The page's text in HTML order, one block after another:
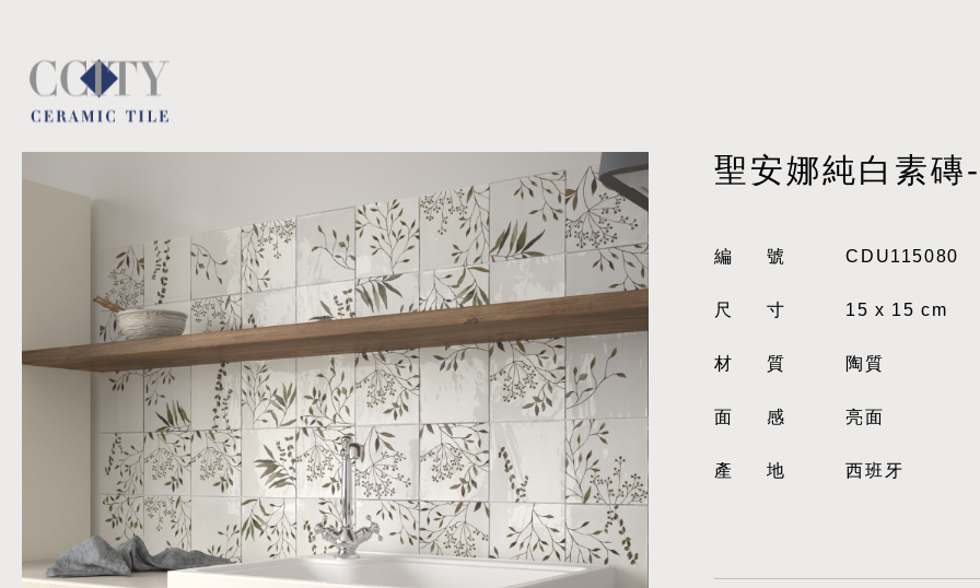
聖安娜純白素磚
編號 CDU115080
尺寸 15 x 15 cm
材質 陶質
面感 亮面
產地 西班牙